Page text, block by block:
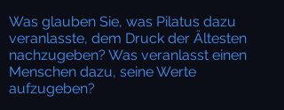
Was glauben Sie, was Pilatus dazu
veranlasste, dem Druck der Ältesten
nachzugeben? Was veranlasst einen
Menschen dazu, seine Werte
aufzugeben?